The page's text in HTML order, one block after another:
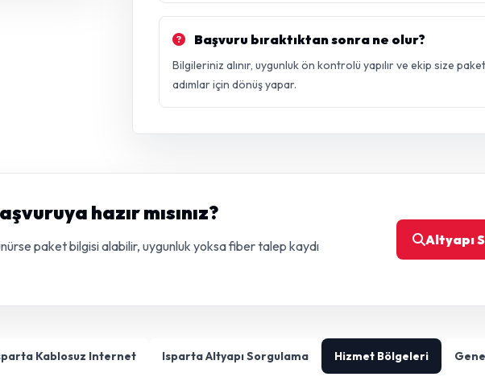
Başvuru bıraktıktan sonra ne olur?
Bilgileriniz alınır, uygunluk ön kontrolü yapılır ve ekip size
adımlar için dönüş yapar.
hazır mısınız?
paket bilgisi alabilir, uygunluk yoksa fiber talep kaydı
Altyapı
Kablosuz Internet Isparta Altyapı Sorgulama Hizmet Bölgeleri